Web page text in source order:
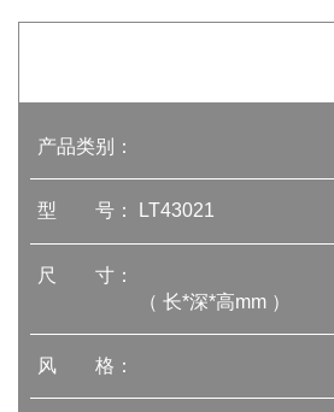
产品类别：
型 号： LT43021
尺 寸：
（ 长*深*高mm ）
风 格：